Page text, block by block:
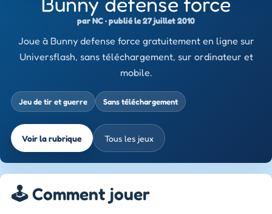
par NC · publié le 27 juillet 2010
Joue à Bunny defense force gratuitement en ligne sur
Universflash, sans téléchargement, sur ordinateur et
mobile.
Jeu de tir et guerre Sans téléchargement
Voir la rubrique Tous les jeux
🕹️ Comment jouer